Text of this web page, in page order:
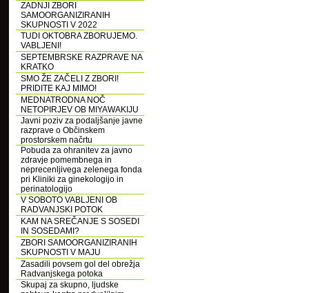
ZADNJI ZBORI
SAMOORGANIZIRANIH
SKUPNOSTI V 2022
TUDI OKTOBRA ZBORUJEMO.
VABLJENI!
SEPTEMBRSKE RAZPRAVE NA
KRATKO
SMO ŽE ZAČELI Z ZBORI!
PRIDITE KAJ MIMO!
MEDNATRODNA NOČ
NETOPIRJEV OB MIYAWAKIJU
Javni poziv za podaljšanje javne
razprave o Občinskem
prostorskem načrtu
Pobuda za ohranitev za javno
zdravje pomembnega in
neprecenljivega zelenega fonda
pri Kliniki za ginekologijo in
perinatologijo
V SOBOTO VABLJENI OB
RADVANJSKI POTOK
KAM NA SREČANJE S SOSEDI
IN SOSEDAMI?
ZBORI SAMOORGANIZIRANIH
SKUPNOSTI V MAJU
Zasadili povsem gol del obrežja
Radvanjskega potoka
Skupaj za skupno, ljudske